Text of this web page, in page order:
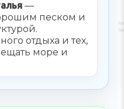
—
песком и
отдыха и тех,
море и